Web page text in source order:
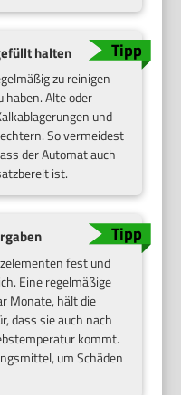
halten
zu reinigen
haben. Alte oder
und
So vermeidest
der Automat auch
ist.
fest und
Eine regelmäßige
Monate, hält die
dass sie auch nach
kommt.
um Schäden